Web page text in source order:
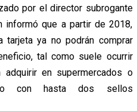
por el director subrogante
informó que a partir de 2018,
ya no podrán comprar
tal como suele ocurrir
adquirir en supermercados o
con hasta dos sellos